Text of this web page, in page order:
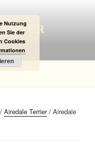
/ Airedale Terrier/ Airedale
Nutzung
Sie der
Cookies